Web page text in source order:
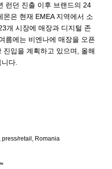
런던 진출 이후 브랜드의 24
은 현재 EMEA 지역에서 소
개 시장에 매장과 디지털 존
름에는 비엔나에 매장을 오픈
입을 계획하고 있으며, 올해
다.
press/retail Romania